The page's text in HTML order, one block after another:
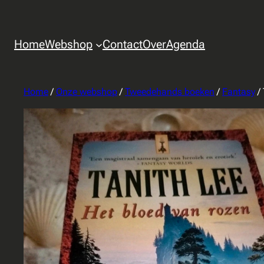
HomeWebshop ContactOverAgenda
Home / Onze webshop / Tweedehands boeken / Fantasy /